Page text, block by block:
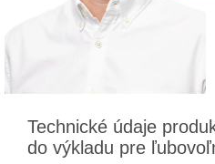
Technické údaje
do výkladu pre